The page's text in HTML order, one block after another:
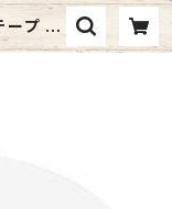
ープ #1
(Jame